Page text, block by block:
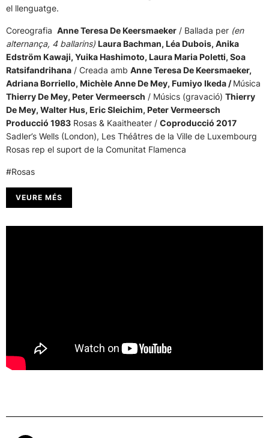
el llenguatge.
Coreografia Anne Teresa De Keersmaeker / Ballada per (en
alternança, 4 ballarins) Laura Bachman, Léa Dubois, Anika
Edström Kawaji, Yuika Hashimoto, Laura Maria Poletti, Soa
Ratsifandrihana / Creada amb Anne Teresa De Keersmaeker,
Adriana Borriello, Michèle Anne De Mey, Fumiyo Ikeda /Música
Thierry De Mey, Peter Vermeersch / Músics (gravació) Thierry
De Mey, Walter Hus, Eric Sleichim, Peter Vermeersch
Producció 1983 Rosas & Kaaitheater / Coproducció 2017
Sadler’s Wells (London), Les Théâtres de la Ville de Luxembourg
Rosas rep el suport de la Comunitat Flamenca
#Rosas
VEURE MÉS